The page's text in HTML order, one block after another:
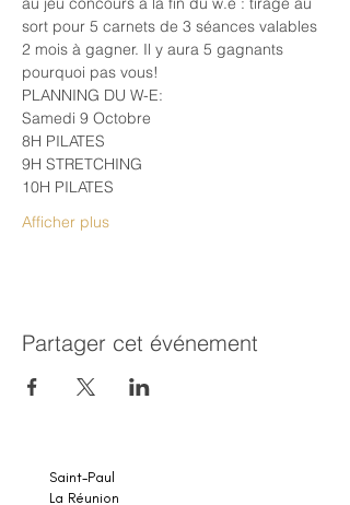
sort pour 5 carnets de 3 séances valables
2 mois à gagner. Il y aura 5 gagnants
pourquoi pas vous!
PLANNING DU W-E:
Samedi 9 Octobre
8H PILATES
9H STRETCHING
10H PILATES
Afficher plus
Partager cet événement
Saint-Paul
La Réunion